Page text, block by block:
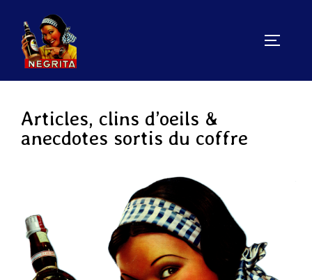
contenu
Articles, clins d’oeils &
anecdotes sortis du coffre